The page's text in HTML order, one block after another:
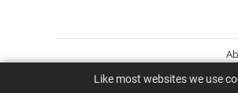
Like most websites we use